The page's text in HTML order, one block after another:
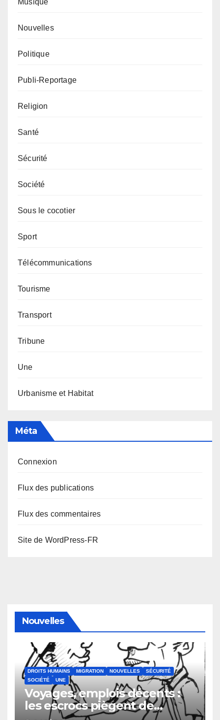
Musique
Nouvelles
Politique
Publi-Reportage
Religion
Santé
Sécurité
Société
Sous le cocotier
Sport
Télécommunications
Tourisme
Transport
Tribune
Une
Urbanisme et Habitat
Méta
Connexion
Flux des publications
Flux des commentaires
Site de WordPress-FR
Nouvelles
DROITS HUMAINS MIGRATION NOUVELLES
SÉCURITÉ
SOCIÉTÉ
UNE
Voyages, emplois décents :
les escrocs piègent de